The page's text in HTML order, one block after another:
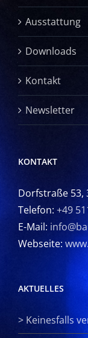
Ausstattung
Downloads
Kontakt
Newsletter
KONTAKT
Dorfstraße 53,
Telefon: +49
E-Mail:
Webseite:
AKTUELLES
> Keinesfalls